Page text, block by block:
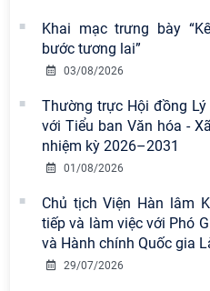
Khai mạc trưng bày
bước tương lai”
03/08/2026
Thường trực Hội đồng
với Tiểu ban Văn hóa -
nhiệm kỳ 2026–2031
01/08/2026
Chủ tịch Viện Hàn lâm
tiếp và làm việc với Phó
và Hành chính Quốc gia
29/07/2026
Viện Hàn lâm Khoa học xã hội
Nam có 02 tác phẩm đạt giải
khích tại Cuộc thi chính luận
nền tảng tư tưởng của Đảng
2026
Chi bộ Viện Sử học tổ chức
chuyên đề: Đẩy mạnh học
hành tư tưởng, đạo đức,
pháp, phong cách Hồ Chí